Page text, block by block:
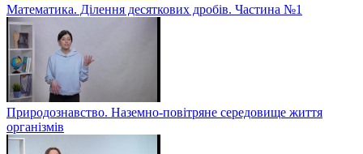
Математика. Ділення десяткових дробів. Частина №1
Природознавство. Наземно-повітряне середовище життя
організмів